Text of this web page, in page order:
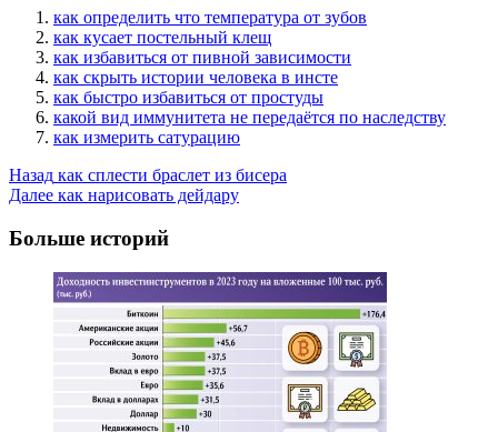
как определить что температура от зубов
как кусает постельный клещ
как избавиться от пивной зависимости
как скрыть истории человека в инсте
как быстро избавиться от простуды
какой вид иммунитета не передаётся по наследству
как измерить сатурацию
Post
Navigation
Назад как сплести браслет из бисера
Далее как нарисовать дейдару
Больше историй